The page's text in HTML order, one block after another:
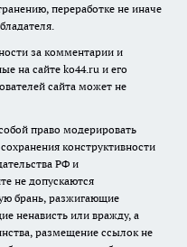
переработке не иначе
за комментарии и
на сайте ko44.ru и его
сайта может не
право модерировать
конструктивности
РФ и
не допускаются
брань, разжигающие
ненависть или вражду, а
размещение ссылок не